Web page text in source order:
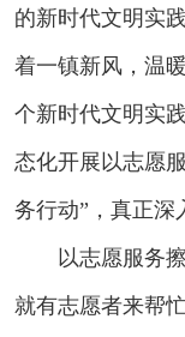
的新时代文明实
着一镇新风，温
个新时代文明实
态化开展以志愿
务行动”，真正深
以志愿服务擦
就有志愿者来帮